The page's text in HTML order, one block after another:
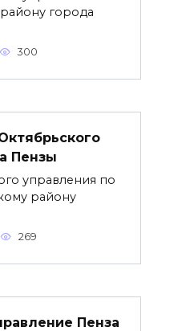
города
300
Пензы
управления по
району
269
Пенза